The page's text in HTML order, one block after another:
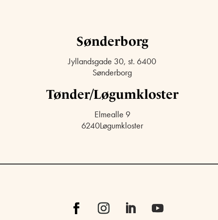
Sønderborg
Jyllandsgade 30, st. 6400
Sønderborg
Tønder/Løgumkloster
Elmealle 9
6240Løgumkloster